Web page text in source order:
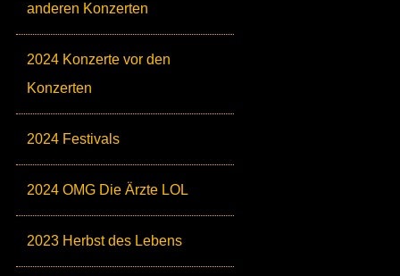
anderen Konzerten
2024 Konzerte vor den
Konzerten
2024 Festivals
2024 OMG Die Ärzte LOL
2023 Herbst des Lebens